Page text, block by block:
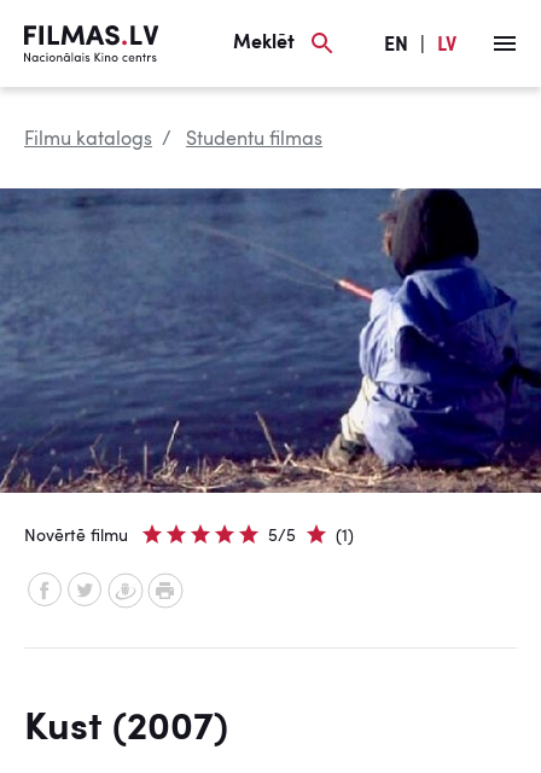
Meklēt EN LV
Filmu katalogs Studentu filmas
Novērtē filmu 5/5 (1)
Kust (2007)